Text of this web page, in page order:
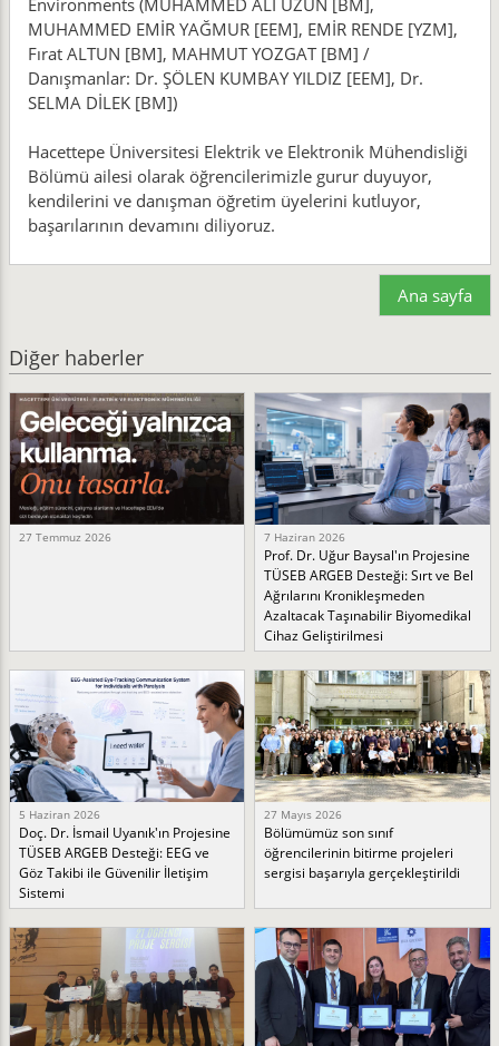
Environments (MUHAMMED ALİ UZUN [BM],
MUHAMMED EMİR YAĞMUR [EEM], EMİR RENDE [YZM],
Fırat ALTUN [BM], MAHMUT YOZGAT [BM] /
Danışmanlar: Dr. ŞÖLEN KUMBAY YILDIZ [EEM], Dr.
SELMA DİLEK [BM])
Hacettepe Üniversitesi Elektrik ve Elektronik Mühendisliği
Bölümü ailesi olarak öğrencilerimizle gurur duyuyor,
kendilerini ve danışman öğretim üyelerini kutluyor,
başarılarının devamını diliyoruz.
Ana sayfa
Diğer haberler
27 Temmuz 2026 7 Haziran 2026
Prof. Dr. Uğur Baysal'ın Projesine
TÜSEB ARGEB Desteği: Sırt ve Bel
Ağrılarını Kronikleşmeden
Azaltacak Taşınabilir Biyomedikal
Cihaz Geliştirilmesi
5 Haziran 2026
Doç. Dr. İsmail Uyanık'ın Projesine
TÜSEB ARGEB Desteği: EEG ve
Göz Takibi ile Güvenilir İletişim
Sistemi
27 Mayıs 2026
Bölümümüz son sınıf
öğrencilerinin bitirme projeleri
sergisi başarıyla gerçekleştirildi